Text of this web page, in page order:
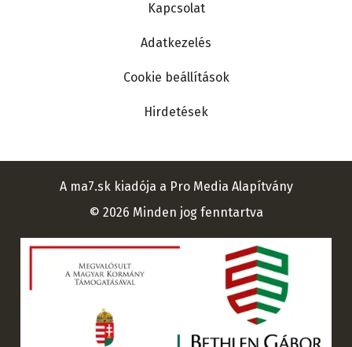
Kapcsolat
Adatkezelés
Cookie beállítások
Hirdetések
A ma7.sk kiadója a Pro Media Alapítvány
© 2026 Minden jog fenntartva